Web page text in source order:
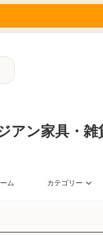
アン家具・雑
ム カテゴリー